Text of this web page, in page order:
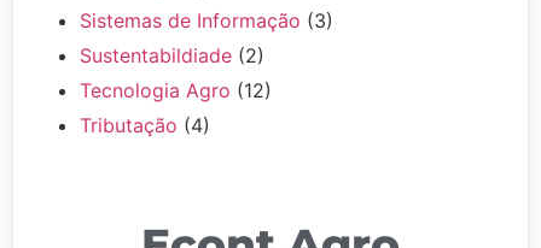
Sistemas de Informação (3)
Sustentabildiade (2)
Tecnologia Agro (12)
Tributação (4)